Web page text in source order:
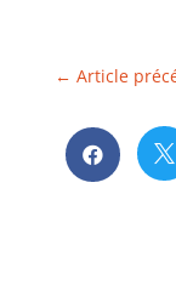
← Article
 